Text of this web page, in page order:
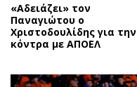
Money Review
AstroBank Properties
Trends
Ενέργεια
«Αδειάζει» τον
Παναγιώτου ο
Χριστοδουλίδης για την
κόντρα με ΑΠΟΕΛ